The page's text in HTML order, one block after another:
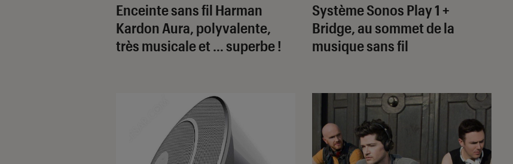
Enceinte sans fil Harman
Kardon Aura, polyvalente,
très musicale et … superbe !
Système Sonos Play 1 +
Bridge, au sommet de la
musique sans fil